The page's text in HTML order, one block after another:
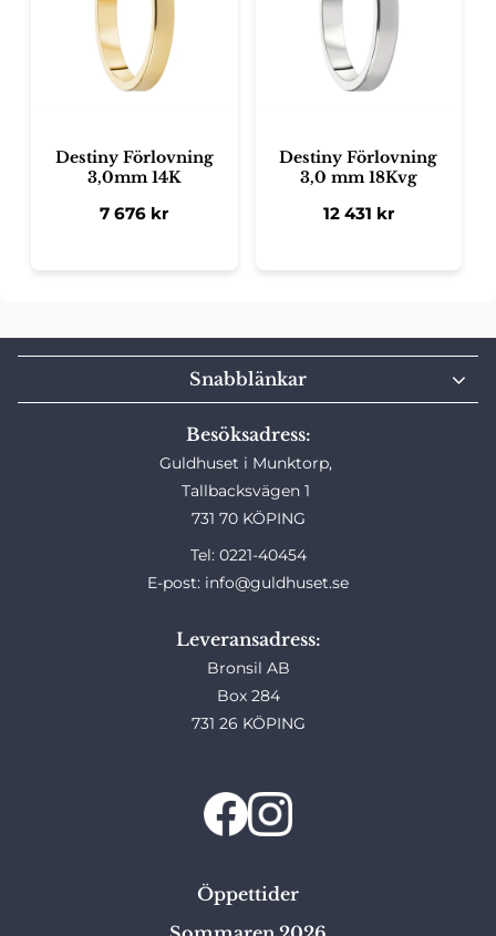
Destiny Förlovning
3,0mm 14K
7 676 kr
Destiny Förlovning
3,0 mm 18Kvg
12 431 kr
Besöksadress:
Guldhuset i Munktorp,
Tallbacksvägen 1
731 70 KÖPING
Tel: 0221-40454
E-post: info@guldhuset.se
Leveransadress:
Bronsil AB
Box 284
731 26 KÖPING
Snabblänkar
Öppettider